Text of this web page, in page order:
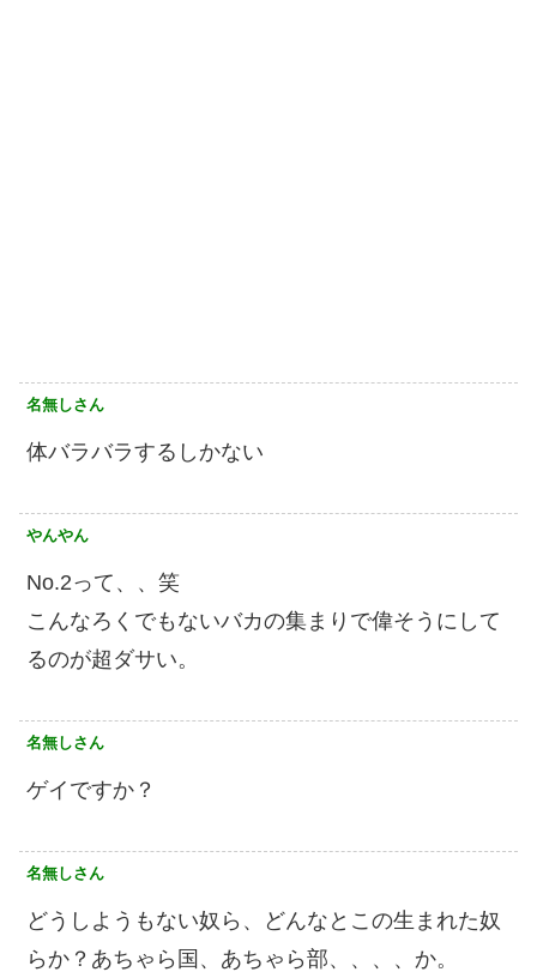
名無しさん
体バラバラするしかない
やんやん
No.2って、、笑
こんなろくでもないバカの集まりで偉そうにして
るのが超ダサい。
名無しさん
ゲイですか？
名無しさん
どうしようもない奴ら、どんなとこの生まれた奴
らか？あちゃら国、あちゃら部、、、、か。